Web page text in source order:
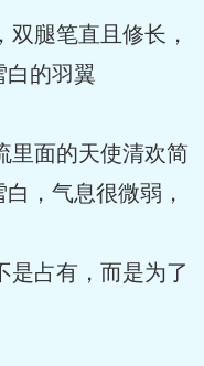
腿笔直且修长，
的羽翼
面的天使清欢简
，气息很微弱，
占有，而是为了